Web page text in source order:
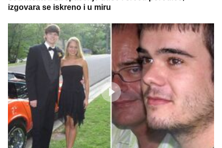
izgovara se iskreno i u miru